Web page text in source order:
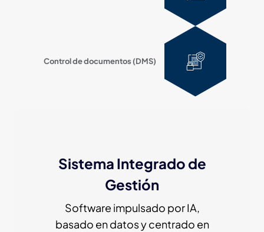
Control de documentos (DMS)
Sistema Integrado de
Gestión
Software impulsado por IA,
basado en datos y centrado en